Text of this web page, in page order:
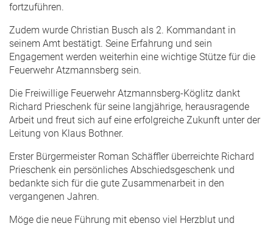
fortzuführen.
Zudem wurde Christian Busch als 2. Kommandant in
seinem Amt bestätigt. Seine Erfahrung und sein
Engagement werden weiterhin eine wichtige Stütze für die
Feuerwehr Atzmannsberg sein.
Die Freiwillige Feuerwehr Atzmannsberg-Köglitz dankt
Richard Prieschenk für seine langjährige, herausragende
Arbeit und freut sich auf eine erfolgreiche Zukunft unter der
Leitung von Klaus Bothner.
Erster Bürgermeister Roman Schäffler überreichte Richard
Prieschenk ein persönliches Abschiedsgeschenk und
bedankte sich für die gute Zusammenarbeit in den
vergangenen Jahren.
Möge die neue Führung mit ebenso viel Herzblut und